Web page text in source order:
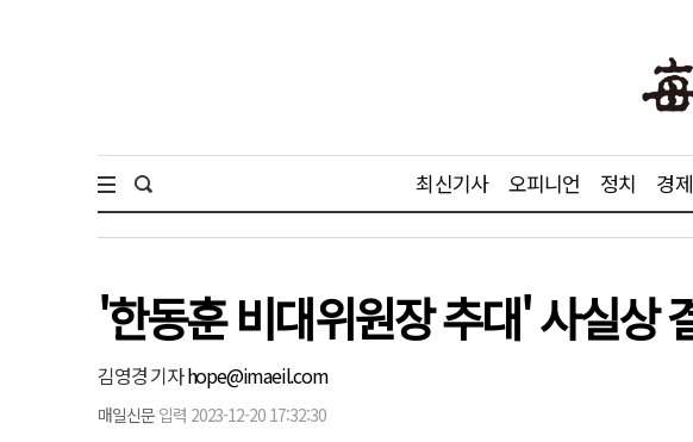
최신기사 오피니언 정치 경제
'한동훈 비대위원장 추대' 사실
김영경 기자hope@imaeil.com
매일신문 입력 2023-12-20 17:32:30